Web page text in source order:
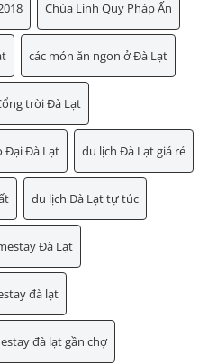
Chùa Linh Quy Pháp Ấn
các món ăn ngon ở Đà Lạt
trời Đà Lạt
Đại Đà Lạt du lịch Đà Lạt giá rẻ
du lịch Đà Lạt tự túc
Đà Lạt
đà lạt
đà lạt gần chợ